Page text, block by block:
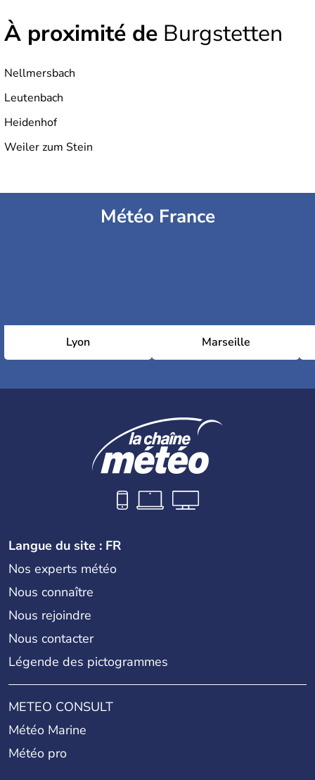
À proximité de Burgstetten
Nellmersbach
Leutenbach
Heidenhof
Weiler zum Stein
Météo France
Lyon Marseille
Langue du site : FR
Nos experts météo
Nous connaître
Nous rejoindre
Nous contacter
Légende des pictogrammes
METEO CONSULT
Météo Marine
Météo pro